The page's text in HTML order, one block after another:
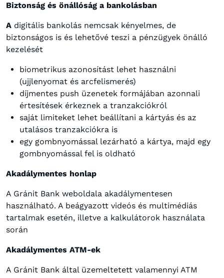
Biztonság és önállóság a bankolásban
A digitális bankolás nemcsak kényelmes, de
biztonságos is és lehetővé teszi a pénzügyek önálló
kezelését
biometrikus azonosítást lehet használni
(ujjlenyomat és arcfelismerés)
díjmentes push üzenetek formájában azonnali
értesítések érkeznek a tranzakciókról
saját limiteket lehet beállítani a kártyás és az
utalásos tranzakciókra is
egy gombnyomással lezárható a kártya, majd egy
gombnyomással fel is oldható
Akadálymentes honlap
A Gránit Bank weboldala akadálymentesen
használható. A beágyazott videós és multimédiás
tartalmak esetén, illetve a kalkulátorok használata
során
Akadálymentes ATM-ek
A Gránit Bank által üzemeltetett valamennyi ATM